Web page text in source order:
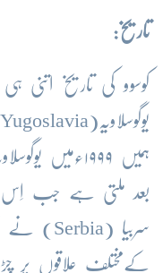
تاریخ:
کوسوو کی تاریخ اتنی
یوگوسلاویہ(Yugoslavia
ہمیں ۱۹۹۹ءمیں یوگوسلاویہ (
بعد ملتی ہے جب اِس
سربیا (Serbia ) نے
کےمختلف علاقوں پر